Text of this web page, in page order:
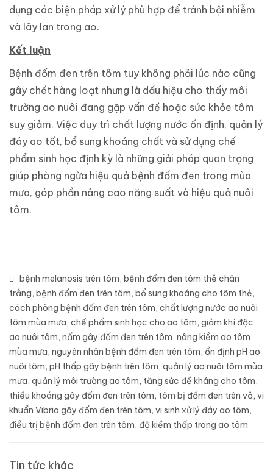
dụng các biện pháp xử lý phù hợp để tránh bội nhiễm
và lây lan trong ao.
Kết luận
Bệnh đốm đen trên tôm tuy không phải lúc nào cũng
gây chết hàng loạt nhưng là dấu hiệu cho thấy môi
trường ao nuôi đang gặp vấn đề hoặc sức khỏe tôm
suy giảm. Việc duy trì chất lượng nước ổn định, quản lý
đáy ao tốt, bổ sung khoáng chất và sử dụng chế
phẩm sinh học định kỳ là những giải pháp quan trọng
giúp phòng ngừa hiệu quả bệnh đốm đen trong mùa
mưa, góp phần nâng cao năng suất và hiệu quả nuôi
tôm.
bệnh melanosis trên tôm, bệnh đốm đen tôm thẻ chân
trắng, bệnh đốm đen trên tôm, bổ sung khoáng cho tôm thẻ,
cách phòng bệnh đốm đen trên tôm, chất lượng nước ao nuôi
tôm mùa mưa, chế phẩm sinh học cho ao tôm, giảm khí độc
ao nuôi tôm, nấm gây đốm đen trên tôm, nâng kiềm ao tôm
mùa mưa, nguyên nhân bệnh đốm đen trên tôm, ổn định pH ao
nuôi tôm, pH thấp gây bệnh trên tôm, quản lý ao nuôi tôm mùa
mưa, quản lý môi trường ao tôm, tăng sức đề kháng cho tôm,
thiếu khoáng gây đốm đen trên tôm, tôm bị đốm đen trên vỏ, vi
khuẩn Vibrio gây đốm đen trên tôm, vi sinh xử lý đáy ao tôm,
điều trị bệnh đốm đen trên tôm, độ kiềm thấp trong ao tôm
Tin tức khác